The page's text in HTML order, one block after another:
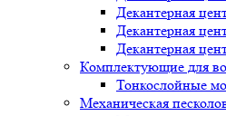
Декантерная
Декантерная
Декантерная
Комплектующие для
Тонкослойные
Механическая